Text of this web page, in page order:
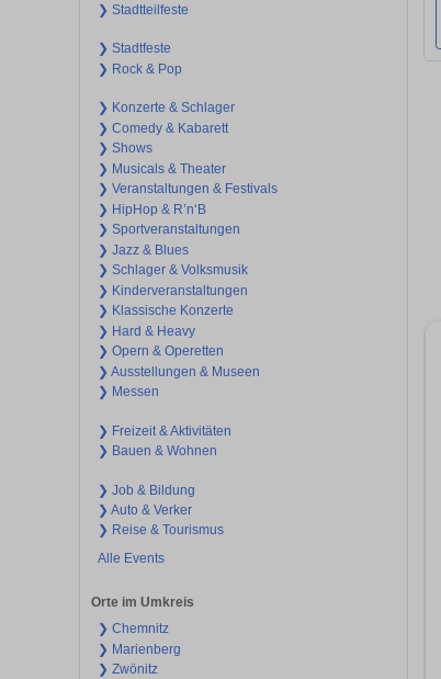
❯ Stadtteilfeste
❯ Stadtfeste
❯ Rock & Pop
❯ Konzerte & Schlager
❯ Comedy & Kabarett
❯ Shows
❯ Musicals & Theater
❯ Veranstaltungen & Festivals
❯ HipHop & R’n‘B
❯ Sportveranstaltungen
❯ Jazz & Blues
❯ Schlager & Volksmusik
❯ Kinderveranstaltungen
❯ Klassische Konzerte
❯ Hard & Heavy
❯ Opern & Operetten
❯ Ausstellungen & Museen
❯ Messen
❯ Freizeit & Aktivitäten
❯ Bauen & Wohnen
❯ Job & Bildung
❯ Auto & Verker
❯ Reise & Tourismus
Alle Events
Orte im Umkreis
❯ Chemnitz
❯ Marienberg
❯ Zwönitz